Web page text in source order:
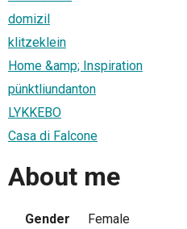
domizil
klitzeklein
Home &amp; Inspiration
pünktliundanton
LYKKEBO
Casa di Falcone
About me
Gender
Female